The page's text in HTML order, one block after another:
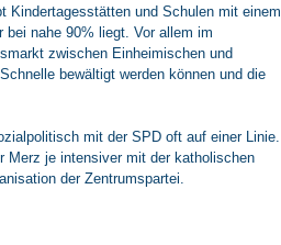
Kindertagesstätten und Schulen mit einem
bei nahe 90% liegt. Vor allem im
zwischen Einheimischen und
bewältigt werden können und die
mit der SPD oft auf einer Linie.
Merz je intensiver mit der katholischen
der Zentrumspartei.